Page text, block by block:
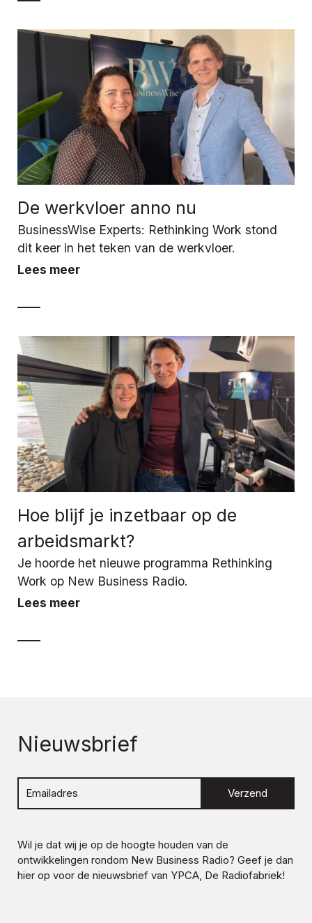
De werkvloer anno nu
BusinessWise Experts: Rethinking Work stond
dit keer in het teken van de werkvloer.
Lees meer
Hoe blijf je inzetbaar op de
arbeidsmarkt?
Je hoorde het nieuwe programma Rethinking
Work op New Business Radio.
Lees meer
Nieuwsbrief
Verzend
Wil je dat wij je op de hoogte houden van de
ontwikkelingen rondom New Business Radio? Geef je dan
hier op voor de nieuwsbrief van YPCA, De Radiofabriek!